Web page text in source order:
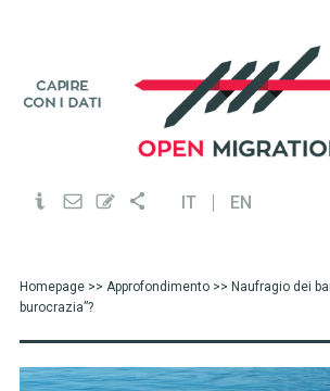
IT EN
Homepage>> Approfondimento>> Naufragio dei
burocrazia”?